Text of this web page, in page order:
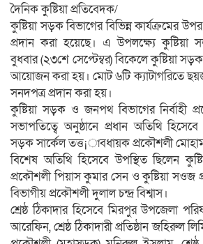
দৈনিক কুষ্টিয়া প্রতিবেদক/
কুষ্টিয়া সড়ক বিভাগের বিভিন্ন কার্যক্রমের
প্রদান করা হয়েছে। এ উপলক্ষ্যে কুষ্টিয়া
বুধবার (২৩শে সেপ্টেম্বর) বিকেলে কুষ্টিয়া
আয়োজন করা হয়। মোট ৬টি ক্যাটাগরিতে
সনদপত্র প্রদান করা হয়।
কুষ্টিয়া সড়ক ও জনপথ বিভাগের নির্বাহী
সভাপতিত্বে অনুষ্ঠানে প্রধান অতিথি
সড়ক সার্কেল তত্ত¡াবধায়ক প্রকৌশলী
বিশেষ অতিথি হিসেবে উপস্থিত ছিলেন
প্রকৌশলী পিয়াস কুমার সেন ও কুষ্টিয়া সওজ
বিভাগীয় প্রকৌশলী দুলাল চন্দ্র বিশ্বাস।
শ্রেষ্ঠ ঠিকাদার হিসেবে মিরপুর উপজেলা
আরেফিন, শ্রেষ্ঠ ঠিকাদারী প্রতিষ্ঠান জহিরুল